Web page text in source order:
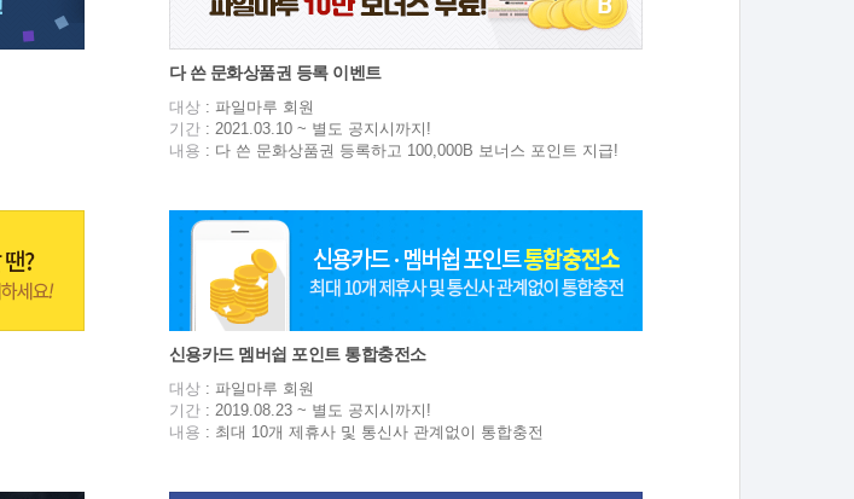
다 쓴 문화상품권 등록 이벤트
대상: 파일마루 회원
기간: 2021.03.10 ~ 별도 공지시까지!
내용 : 다 쓴 문화상품권 등록하고 100,000B 보너스 포인트 지급!
신용카드 멤버쉽 포인트 통합충전소
대상: 파일마루 회원
기간: 2019.08.23 ~ 별도 공지시까지!
내용 : 최대 10개 제휴사 및 통신사 관계없이 통합충전